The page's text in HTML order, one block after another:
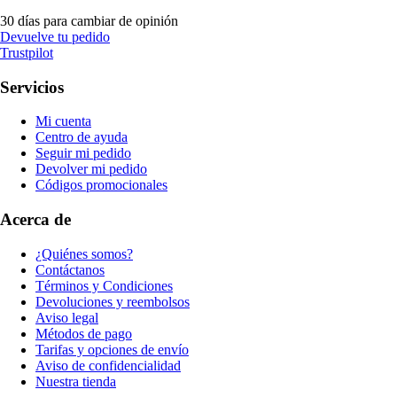
30 días para cambiar de opinión
Devuelve tu pedido
Trustpilot
Servicios
Mi cuenta
Centro de ayuda
Seguir mi pedido
Devolver mi pedido
Códigos promocionales
Acerca de
¿Quiénes somos?
Contáctanos
Términos y Condiciones
Devoluciones y reembolsos
Aviso legal
Métodos de pago
Tarifas y opciones de envío
Aviso de confidencialidad
Nuestra tienda